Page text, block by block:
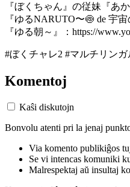
『ぼくちゃん』の従妹『あ
『ゆるNARUTO〜🍥 de 宇
『ゆる朝～』：https://
#ぼくチャレ2 #マルチリン
Komentoj
Kaŝi diskutojn
Bonvolu atenti pri la jenaj
Via komento publikiĝos
Se vi intencas komuniki
Malrespektaj aŭ insultaj